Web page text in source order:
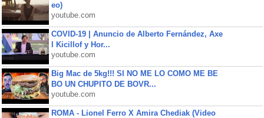
eo)
youtube.com
COVID-19 | Anuncio de Alberto Fernández, Axe
l Kicillof y Hor...
youtube.com
Big Mac de 5kg!!! SI NO ME LO COMO ME BE
BO UN CHUPITO DE BOVR...
youtube.com
ROMA - Lionel Ferro X Amira Chediak (Video